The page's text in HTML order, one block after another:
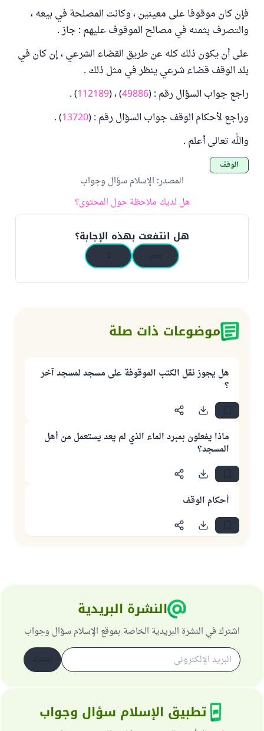
فإن كان موقوفا على معينين ، وكانت المصلحة في بيعه ،
والتصرف بثمنه في مصالح الموقوف عليهم : جاز .
على أن يكون ذلك كله عن طريق القضاء الشرعي ، إن كان في
بلد الوقف قضاء شرعي ينظر في مثل ذلك .
راجع جواب السؤال رقم : (49886) ، (112189
) .
وراجع لأحكام الوقف جواب السؤال رقم : (13720
) .
والله تعالى أعلم .
الوقف
المصدر: الإسلام سؤال وجواب
هل لديك ملاحظة حول المحتوى؟
هل انتفعت بهذه الإجابة؟
موضوعات ذات صلة
هل يجوز نقل الكتب الموقوفة على مسجد لمسجد آخر
؟
ماذا يفعلون بمبرد الماء الذي لم يعد يستعمل من أهل
المسجد؟
أحكام الوقف
النشرة البريدية
اشترك في النشرة البريدية الخاصة بموقع الإسلام سؤال وجواب
تطبيق الإسلام سؤال وجواب